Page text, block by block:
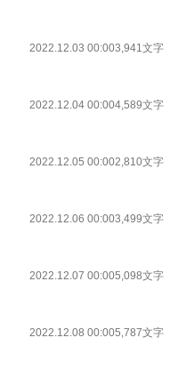
2022.12.03 00:003,941文字
2022.12.04 00:004,589文字
2022.12.05 00:002,810文字
2022.12.06 00:003,499文字
2022.12.07 00:005,098文字
2022.12.08 00:005,787文字